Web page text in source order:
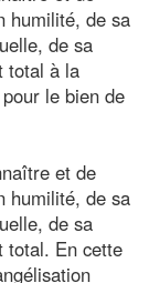
humilité, de sa
de sa
total à la
le bien de
et de
humilité, de sa
de sa
total. En cette